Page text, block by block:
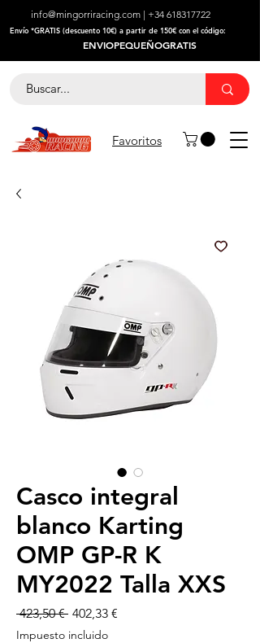
info@mingorriracing.com | +34 618317722
​Envío *GRATIS (descuento 10€) a partir de 150€ con el código:
ENVIOPEQUEÑOGRATIS
Favoritos
Casco integral
blanco Karting
OMP GP-R K
MY2022 Talla XXS
423,50 € Precio
402,33 €
Impuesto incluido